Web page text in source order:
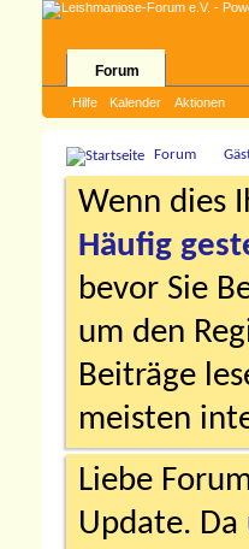
Forum
Hilfe Kalender Aktionen
Forum
Wenn dies
Häufig
bevor Sie
um den
Beiträge
meisten
Liebe
Update.